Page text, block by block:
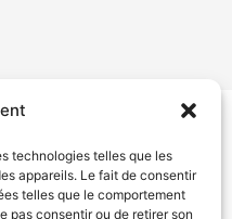
technologies telles que les
appareils. Le fait de consentir
telles que le comportement
pas consentir ou de retirer son